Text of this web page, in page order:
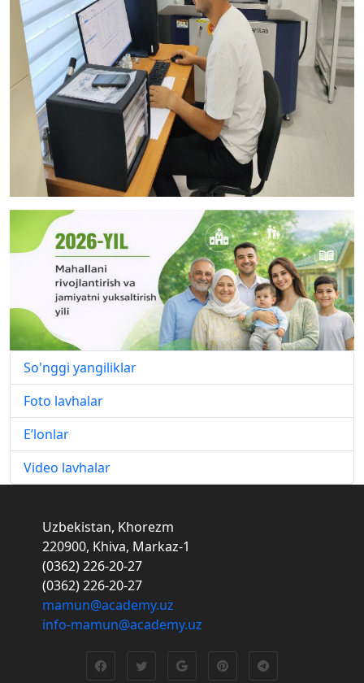
So'nggi yangiliklar
Foto lavhalar
E’lonlar
Video lavhalar
Uzbekistan, Khorezm
220900, Khiva, Markaz-1
(0362) 226-20-27
(0362) 226-20-27
mamun@academy.uz
info-mamun@academy.uz